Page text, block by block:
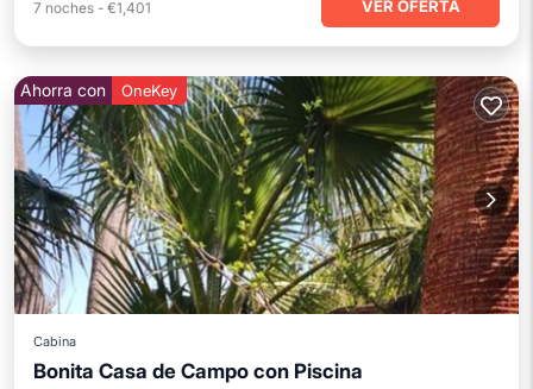
7 noches - €1,401 VER OFERTA
Ahorra con OneKey
Cabina
Bonita Casa de Campo con Piscina